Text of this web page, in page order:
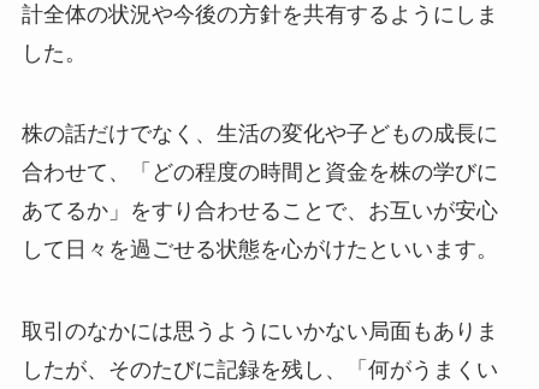
計全体の状況や今後の方針を共有するようにしま
した。
株の話だけでなく、生活の変化や子どもの成長に
合わせて、「どの程度の時間と資金を株の学びに
あてるか」をすり合わせることで、お互いが安心
して日々を過ごせる状態を心がけたといいます。
取引のなかには思うようにいかない局面もありま
したが、そのたびに記録を残し、「何がうまくい